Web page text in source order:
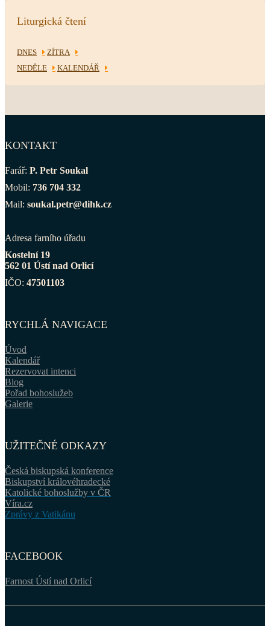
Liturgická čtení
DNES
ZÍTRA
NEDĚLE
KALENDÁŘ
KONTAKT
Farář: P. Petr Soukal
Mobil: 736 704 332
Mail: soukal.petr@dihk.cz
Adresa farního úřadu
Kostelní 19
562 01 Ústí nad Orlicí
IČO: 47501103
RYCHLÁ NAVIGACE
Úvod
Kalendář
Rezervovat intenci
Blog
Pořad bohoslužeb
Galerie
UŽITEČNÉ ODKAZY
Česká biskupská konference
Biskupství královéhradecké
Katolické bohoslužby v ČR
Víra.cz
Zprávy z Vatikánu
FACEBOOK
Farnost Ústí nad Orlicí